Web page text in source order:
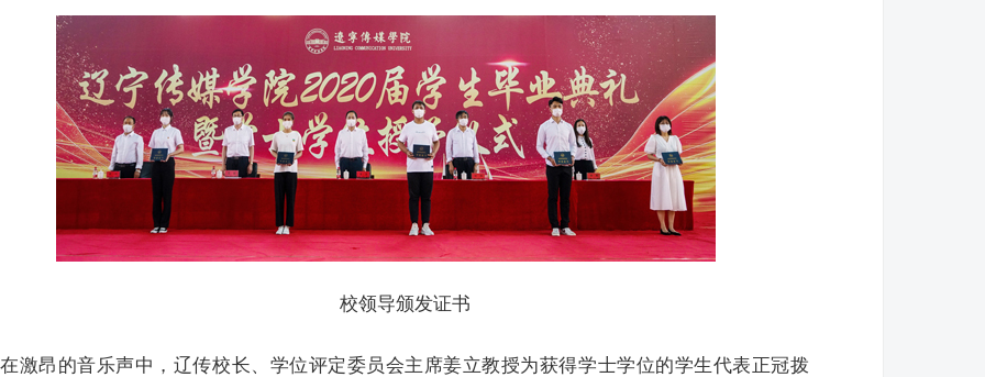
校领导颁发证书
在激昂的音乐声中，辽传校长、学位评定委员会主席姜立教授为获得学士学位的学生代表正冠拨